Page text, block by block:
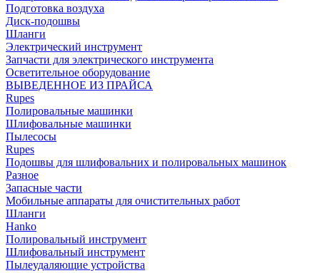
Подготовка воздуха
Диск-подошвы
Шланги
Электрический инструмент
Запчасти для электрического инструмента
Осветительное оборудование
ВЫВЕДЕННОЕ ИЗ ПРАЙСА
Rupes
Полировальные машинки
Шлифовальные машинки
Пылесосы
Rupes
Подошвы для шлифовальних и полировальных машинок
Разное
Запасные части
Мобильные аппараты для очистительных работ
Шланги
Hanko
Полировальный инструмент
Шлифовальный инструмент
Пылеудаляющие устройства